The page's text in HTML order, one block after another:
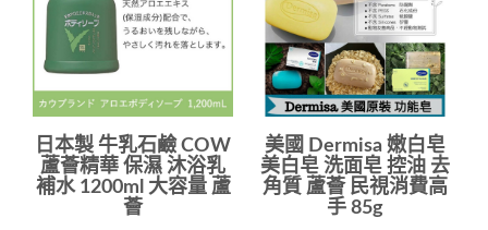
日本製 牛乳石鹼 COW
蘆薈精華 保濕 沐浴乳
補水 1200ml 大容量 蘆
薈
美國 Dermisa 嫩白皂
美白皂 洗面皂 控油 去
角質 蘆薈 民視消費高
手 85g